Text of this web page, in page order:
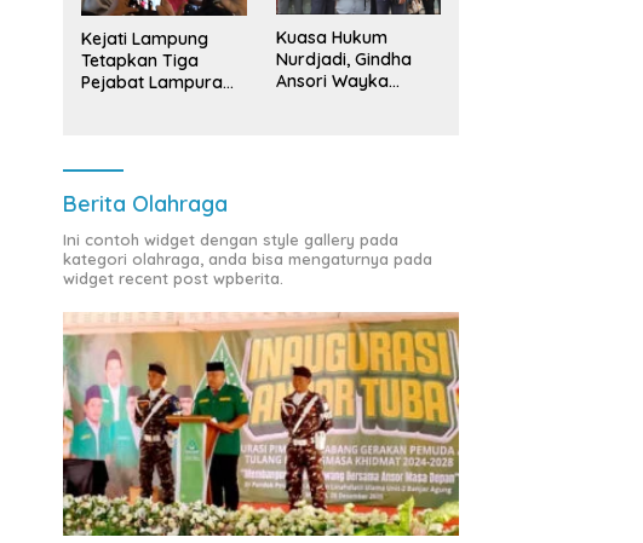
Kejati Lampung
Tetapkan Tiga
Pejabat Lampura
Kuasa Hukum
Nurdjadi, Gindha
Ansori Wayka
Berita Olahraga
Ini contoh widget dengan style gallery pada
kategori olahraga, anda bisa mengaturnya pada
widget recent post wpberita.